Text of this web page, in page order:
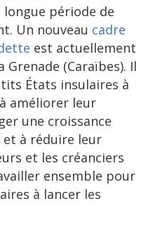
longue période de
Un nouveau cadre
est actuellement
Grenade (Caraïbes). Il
États insulaires à
améliorer leur
une croissance
à réduire leur
et les créanciers
ensemble pour
à lancer les